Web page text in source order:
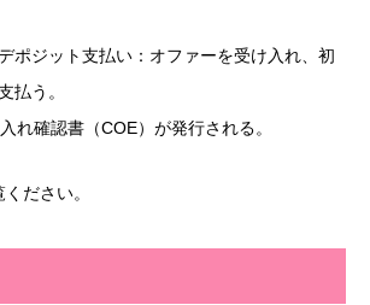
ポジット支払い：オファーを受け入れ、初
払う。
れ確認書（COE）が発行される。
ださい。